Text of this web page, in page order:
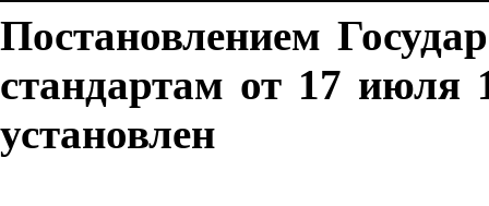
Постановлением
стандартам от 17 июля
установлен